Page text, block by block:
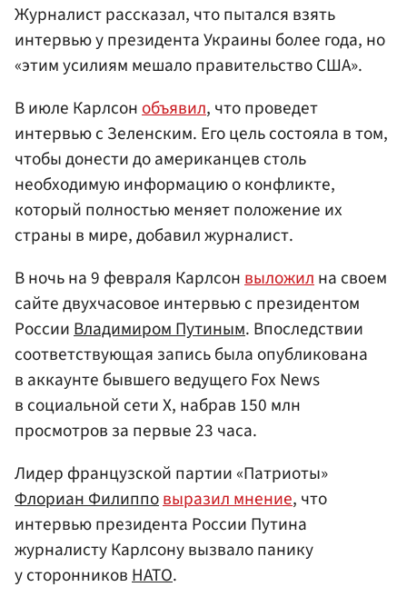
Журналист рассказал, что пытался взять
интервью у президента Украины более года, но
«этим усилиям мешало правительство США».
В июле Карлсонобъявил, что проведет
интервью с Зеленским. Его цель состояла в том,
чтобы донести до американцев столь
необходимую информацию о конфликте,
который полностью меняет положение их
страны в мире, добавил журналист.
В ночь на 9 февраля Карлсонвыложилна своем
сайте двухчасовое интервью с президентом
РоссииВладимиром Путиным. Впоследствии
соответствующая запись была опубликована
в аккаунте бывшего ведущего Fox News
в социальной сети X, набрав 150 млн
просмотров за первые 23 часа.
Лидер французской партии «Патриоты»
Флориан Филипповыразил мнение, что
интервью президента России Путина
журналисту Карлсону вызвало панику
у сторонниковНАТО.